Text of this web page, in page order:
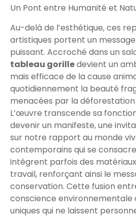
Un Pont entre Humanité et
Au-delà de l’esthétique, ces
artistiques portent un
puissant. Accroché dans un
tableau gorilledevient un
mais efficace de la cause
quotidiennement la beauté
menacées par la
L’œuvre transcende sa
devenir un manifeste, une
sur notre rapport au monde
contemporains qui se
intègrent parfois des
travail, renforçant ainsi le
conservation. Cette fusion
conscience environnementale
uniques qui ne laissent